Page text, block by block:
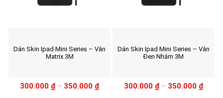
Dán Skin Ipad Mini Series – Vân
Matrix 3M
300.000 ₫– 350.000 ₫
Dán Skin Ipad Mini Series – Vân
Đen Nhám 3M
300.000 ₫– 350.000 ₫